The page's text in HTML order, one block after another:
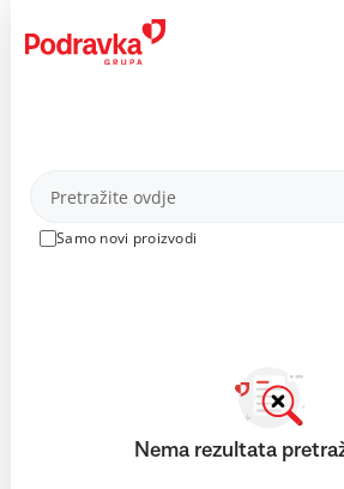
content
Proizvodi
Samo novi proizvodi
Nema rezultata